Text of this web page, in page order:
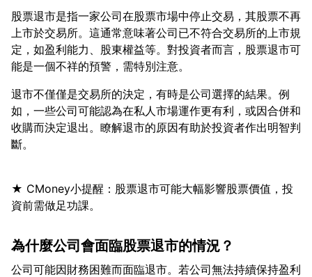
股票退市是指一家公司在股票市場中停止交易，其股票不再
上市於交易所。這通常意味著公司已不符合交易所的上市規
定，如盈利能力、股東權益等。對投資者而言，股票退市可
退市不僅僅是交易所的決定，有時是公司選擇的結果。例
如，一些公司可能認為在私人市場運作更有利，或因合併和
收購而決定退出。瞭解退市的原因有助於投資者作出明智判
★ CMoney小提醒：股票退市可能大幅影響股票價值，投
為什麼公司會面臨股票退市的情況？
公司可能因財務困難而面臨退市。若公司無法持續保持盈利